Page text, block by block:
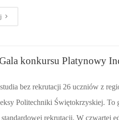
konkursu Platynowy
bez rekrutacji 26 uczniów z
Politechniki Świętokrzyskiej. To
standardowej rekrutacji. W czwartej